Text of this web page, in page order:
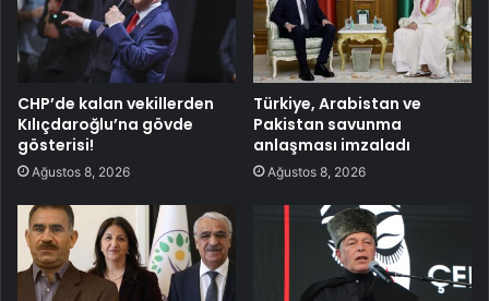
CHP’de kalan vekillerden
Kılıçdaroğlu’na gövde
gösterisi!
Ağustos 8, 2026
Türkiye, Arabistan ve
Pakistan savunma
anlaşması imzaladı
Ağustos 8, 2026